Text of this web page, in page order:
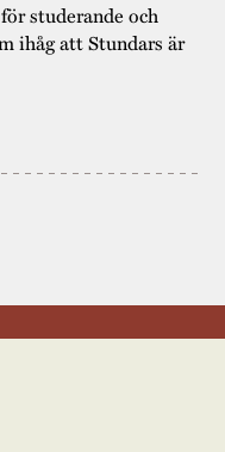
studerande och
ihåg att Stundars är